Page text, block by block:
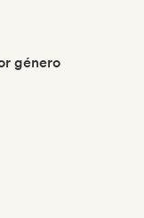
género